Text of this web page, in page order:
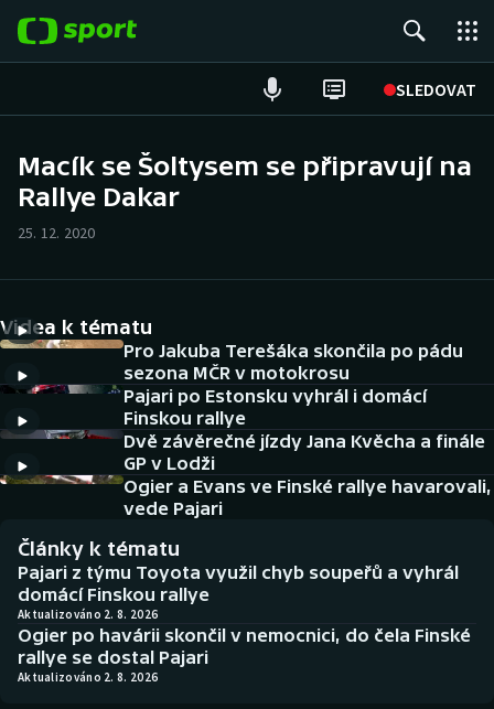
SLEDOVAT
Hokej
Cyklistika
DALŠÍ SPORTY
Americký fotbal
Baseball a softbal
Basketbal
Biatlon
Boby a skeleton
NEPŘEHLÉDNĚTE
Historické návraty
Aplikace ČT sport
AZ kvíz
Macík se Šoltysem se připravují na
Rallye Dakar
25. 12. 2020
Videa k tématu
Pro Jakuba Terešáka skončila po pádu
sezona MČR v motokrosu
Pajari po Estonsku vyhrál i domácí
Finskou rallye
Dvě závěrečné jízdy Jana Kvěcha a finále
GP v Lodži
Ogier a Evans ve Finské rallye havarovali,
vede Pajari
Články k tématu
Pajari z týmu Toyota využil chyb soupeřů a vyhrál
domácí Finskou rallye
Aktualizováno 2. 8. 2026
Ogier po havárii skončil v nemocnici, do čela Finské
rallye se dostal Pajari
Aktualizováno 2. 8. 2026